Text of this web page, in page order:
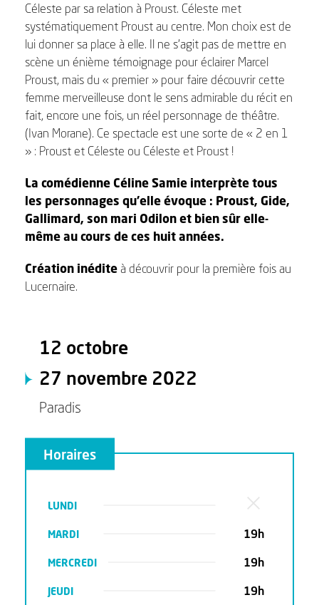
Céleste par sa relation à Proust. Céleste met
systématiquement Proust au centre. Mon choix est de
lui donner sa place à elle. Il ne s’agit pas de mettre en
scène un énième témoignage pour éclairer Marcel
Proust, mais du « premier » pour faire découvrir cette
femme merveilleuse dont le sens admirable du récit en
fait, encore une fois, un réel personnage de théâtre.
(Ivan Morane). Ce spectacle est une sorte de « 2 en 1
» : Proust et Céleste ou Céleste et Proust !
La comédienne Céline Samie interprète tous
les personnages qu’elle évoque : Proust, Gide,
Gallimard, son mari Odilon et bien sûr elle-
même au cours de ces huit années.
Création inéditeà découvrir pour la première fois au
Lucernaire.
12 octobre
27 novembre 2022
Paradis
Horaires
LUNDI
MARDI 19h
MERCREDI 19h
JEUDI 19h